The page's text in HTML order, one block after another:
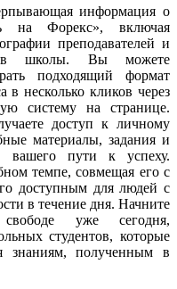
информация о
на Форекс», включая
преподавателей и
школы. Вы можете
подходящий формат
в несколько кликов через
систему на странице.
доступ к личному
материалы, задания и
вашего пути к успеху.
темпе, совмещая его с
доступным для людей с
в течение дня. Начните
уже сегодня,
студентов, которые
знаниям, полученным в